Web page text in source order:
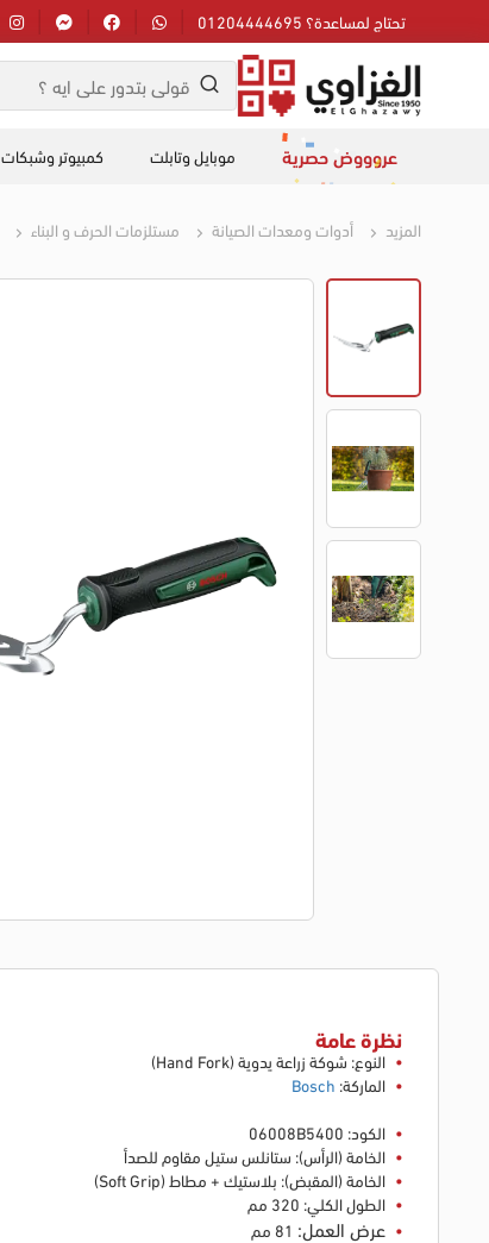
تحتاج لمساعدة؟ 01204444695
عروووض حصرية موبايل وتابلت كمبيوتر وشبكات
المزيد أدوات ومعدات الصيانة مستلزمات الحرف و البناء
نظرة عامة
النوع: شوكة زراعة يدوية (Hand Fork)
الماركة: Bosch
الكود: 06008B5400
الخامة (الرأس): ستانلس ستيل مقاوم للصدأ
الخامة (المقبض): بلاستيك + مطاط (Soft Grip)
الطول الكلي: 320 مم
عرض العمل: